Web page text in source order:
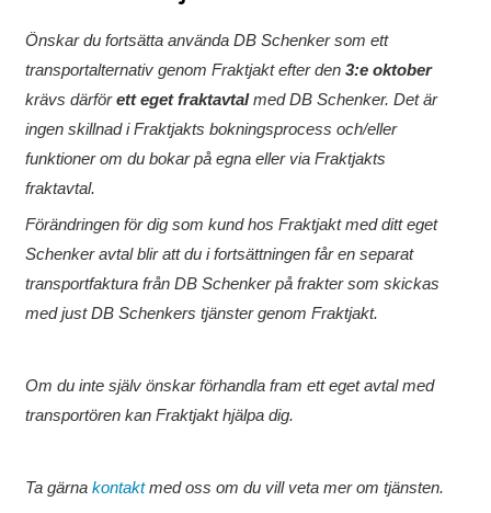
Fraktjakt
Pressrum
Medarbetare
karriär
Nyhetsarkiv
oss
Villkor
Allmänna
Önskar du fortsätta använda DB Schenker som ett
transportalternativ genom Fraktjakt efter den 3:e oktober
krävs därförett eget fraktavtalmed DB Schenker. Det är
ingen skillnad i Fraktjakts bokningsprocess och/eller
funktioner om du bokar på egna eller via Fraktjakts
fraktavtal.
Förändringen för dig som kund hos Fraktjakt med ditt eget
Schenker avtal blir att du i fortsättningen får en separat
transportfaktura från DB Schenker på frakter som skickas
med just DB Schenkers tjänster genom Fraktjakt.
Om du inte själv önskar förhandla fram ett eget avtal med
transportören kan Fraktjakt hjälpa dig.
Ta gärna kontaktmed oss om du vill veta mer om tjänsten.